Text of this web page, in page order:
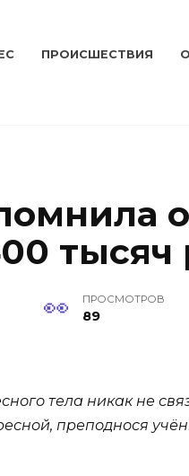
ПРОИСШЕСТВИЯ
тысяч
ПРОСМОТРОВ
89
тела никак не
преподнося